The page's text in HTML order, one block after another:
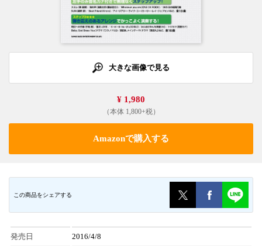
大きな画像で見る
¥ 1,980
（本体 1,800+税）
Amazonで購入する
この商品をシェアする
発売日 2016/4/8